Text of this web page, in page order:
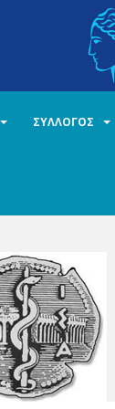
ΣΥΛΛΟΓΟΣ